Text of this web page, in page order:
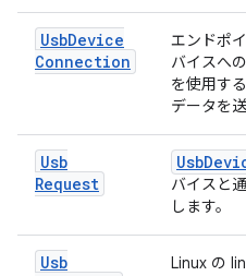
UsbDevice
Connection
エンドポ
バイスへ
を使用す
データを
Usb
Request
Usb
バイスと
します。
Usb
Linux の